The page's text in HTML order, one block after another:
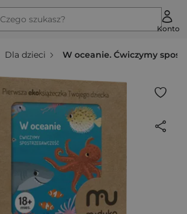
Czego szukasz?
Konto
Dla dzieci W oceanie. Ćwiczymy